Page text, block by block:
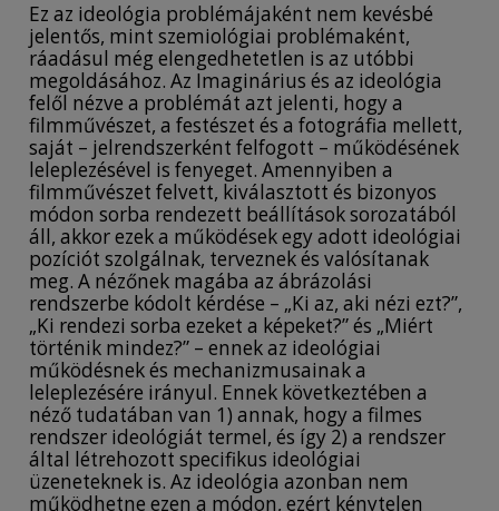
Ez az ideológia problémájaként nem kevésbé
jelentős, mint szemiológiai problémaként,
ráadásul még elengedhetetlen is az utóbbi
megoldásához. Az Imaginárius és az ideológia
felől nézve a problémát azt jelenti, hogy a
filmművészet, a festészet és a fotográfia mellett,
saját – jelrendszerként felfogott – működésének
leleplezésével is fenyeget. Amennyiben a
filmművészet felvett, kiválasztott és bizonyos
módon sorba rendezett beállítások sorozatából
áll, akkor ezek a működések egy adott ideológiai
pozíciót szolgálnak, terveznek és valósítanak
meg. A nézőnek magába az ábrázolási
rendszerbe kódolt kérdése – „Ki az, aki nézi ezt?”,
„Ki rendezi sorba ezeket a képeket?” és „Miért
történik mindez?” – ennek az ideológiai
működésnek és mechanizmusainak a
leleplezésére irányul. Ennek következtében a
néző tudatában van 1) annak, hogy a filmes
rendszer ideológiát termel, és így 2) a rendszer
által létrehozott specifikus ideológiai
üzeneteknek is. Az ideológia azonban nem
működhetne ezen a módon, ezért kénytelen